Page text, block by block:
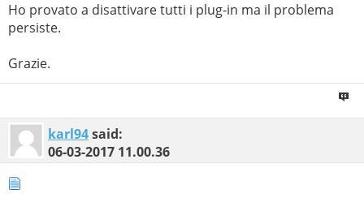
Ho provato a disattivare tutti i plug-in ma il problema
persiste.
Grazie.
karl94said:
06-03-2017 11.00.36